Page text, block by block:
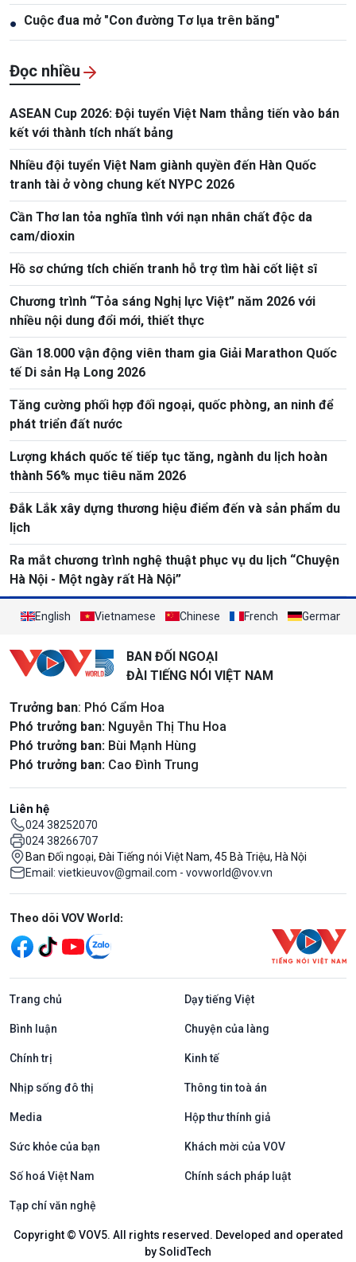
● Cuộc đua mở "Con đường Tơ lụa trên băng"
Đọc nhiều
ASEAN Cup 2026: Đội tuyển Việt Nam thẳng tiến vào bán
kết với thành tích nhất bảng
Nhiều đội tuyển Việt Nam giành quyền đến Hàn Quốc
tranh tài ở vòng chung kết NYPC 2026
Cần Thơ lan tỏa nghĩa tình với nạn nhân chất độc da
cam/dioxin
Hồ sơ chứng tích chiến tranh hỗ trợ tìm hài cốt liệt sĩ
Chương trình “Tỏa sáng Nghị lực Việt” năm 2026 với
nhiều nội dung đổi mới, thiết thực
Gần 18.000 vận động viên tham gia Giải Marathon Quốc
tế Di sản Hạ Long 2026
Tăng cường phối hợp đối ngoại, quốc phòng, an ninh để
phát triển đất nước
Lượng khách quốc tế tiếp tục tăng, ngành du lịch hoàn
thành 56% mục tiêu năm 2026
Đắk Lắk xây dựng thương hiệu điểm đến và sản phẩm du
lịch
Ra mắt chương trình nghệ thuật phục vụ du lịch “Chuyện
Hà Nội - Một ngày rất Hà Nội”
English Vietnamese Chinese French German
BAN ĐỐI NGOẠI
ĐÀI TIẾNG NÓI VIỆT NAM
Trưởng ban: Phó Cẩm Hoa
Phó trưởng ban: Nguyễn Thị Thu Hoa
Phó trưởng ban: Bùi Mạnh Hùng
Phó trưởng ban: Cao Đình Trung
Liên hệ
024 38252070
024 38266707
Ban Đối ngoại, Đài Tiếng nói Việt Nam, 45 Bà Triệu, Hà Nội
Email: vietkieuvov@gmail.com - vovworld@vov.vn
Mạng xã hội
Theo dõi VOV World:
Trang chủ Dạy tiếng Việt
Bình luận Chuyện của làng
Chính trị Kinh tế
Nhịp sống đô thị Thông tin toà án
Media Hộp thư thính giả
Sức khỏe của bạn Khách mời của VOV
Số hoá Việt Nam Chính sách pháp luật
Tạp chí văn nghệ
Copyright © VOV5. All rights reserved. Developed and operated
by SolidTech